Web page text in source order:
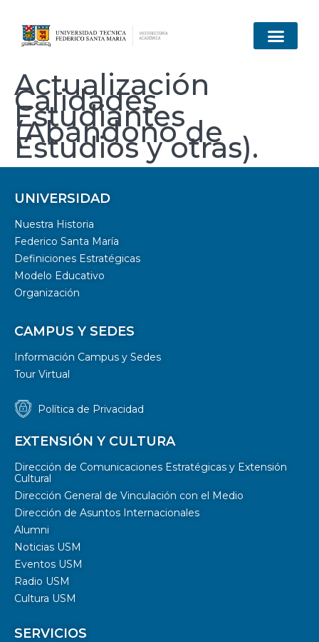
Actualización
Calidades
Estudiantes
(Abandono de
Estudios y otras).
UNIVERSIDAD
Nuestra Historia
Federico Santa María
Definiciones Estratégicas
Modelo Educativo
Organización
CAMPUS Y SEDES
Información Campus y Sedes
Tour Virtual
Política de Privacidad
EXTENSIÓN Y CULTURA
Dirección de Comunicaciones Estratégicas y Extensión
Cultural
Dirección General de Vinculación con el Medio
Dirección de Asuntos Internacionales
Alumni
Noticias USM
Eventos USM
Radio USM
Cultura USM
SERVICIOS